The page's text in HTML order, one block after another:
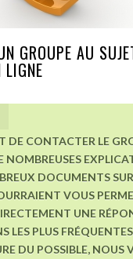
GROUPE AU
LIGNE
DE CONTACTER LE
NOMBREUSES
DOCUMENTS
VOUS
UNE
LES PLUS
DU POSSIBLE, NOUS